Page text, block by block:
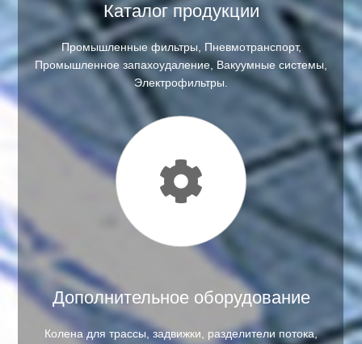
Каталог продукции
Промышленные фильтры, Пневмотранспорт,
Промышленное запахоудаление, Вакуумные системы,
Электрофильтры.
Дополнительное оборудование
Колена для трассы, задвижки, разделители потока,